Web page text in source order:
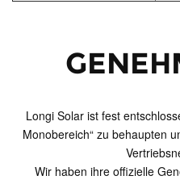
Longi Solar ist fest
Monobereich“ zu behaupten
Wir haben ihre offizielle